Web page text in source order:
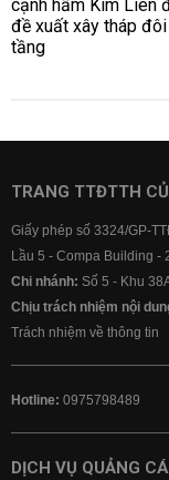
TRANG TTĐTTH
Giấy phép số 3324/GP-
Lầu 5 - Compa Building -
Chi nhánh: Số 5 - Khu
Chịu trách nhiệm nội
Trách nhiệm về thông tin
Hotline: 0975798489
DỊCH VỤ QUẢNG